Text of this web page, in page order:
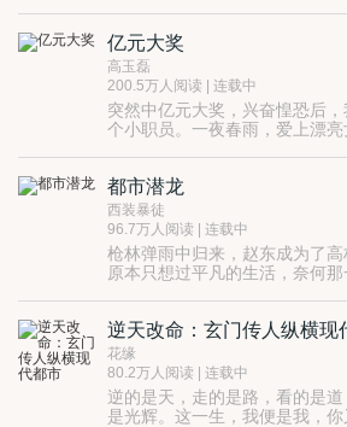
亿元大奖
高玉磊
200.5万人阅读 | 连载中
突然中亿元大奖，兴奋惶恐后
个小职员。一夜春雨，爱上漂亮
都市潜龙
西装暴徒
96.7万人阅读 | 连载中
枪林弹雨中归来，赵东成为了
原本只想过平凡的生活，奈何那
逆天改命：玄门传人纵横现
花缘
80.2万人阅读 | 连载中
逆的是天，走的是路，看的是
是光辉。这一生，我便是我，你